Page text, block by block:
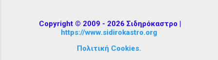
Copyright © 2009 - 2026 Σιδηρόκαστρο |
https://www.sidirokastro.org
Πολιτική Cookies.